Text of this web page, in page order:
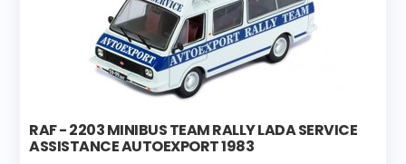
RAF - 2203 MINIBUS TEAM RALLY LADA SERVICE
ASSISTANCE AUTOEXPORT 1983